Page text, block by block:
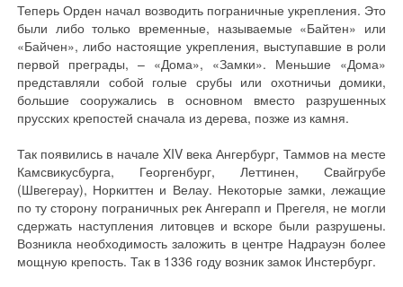
Теперь Орден начал возводить пограничные укрепления. Это
были либо только временные, называемые «Байтен» или
«Байчен», либо настоящие укрепления, выступавшие в роли
первой преграды, – «Дома», «Замки». Меньшие «Дома»
представляли собой голые срубы или охотничьи домики,
большие сооружались в основном вместо разрушенных
прусских крепостей сначала из дерева, позже из камня.
Так появились в начале XIV века Ангербург, Таммов на месте
Камсвикусбурга, Георгенбург, Леттинен, Свайгрубе
(Швегерау), Норкиттен и Велау. Некоторые замки, лежащие
по ту сторону пограничных рек Ангерапп и Прегеля, не могли
сдержать наступления литовцев и вскоре были разрушены.
Возникла необходимость заложить в центре Надрауэн более
мощную крепость. Так в 1336 году возник замок Инстербург.